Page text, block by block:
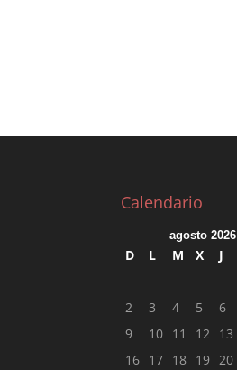
Calendario
agosto 2026
D L M X J
2
3 4 5 6
9
10 11 12 13
16 17 18 19 20